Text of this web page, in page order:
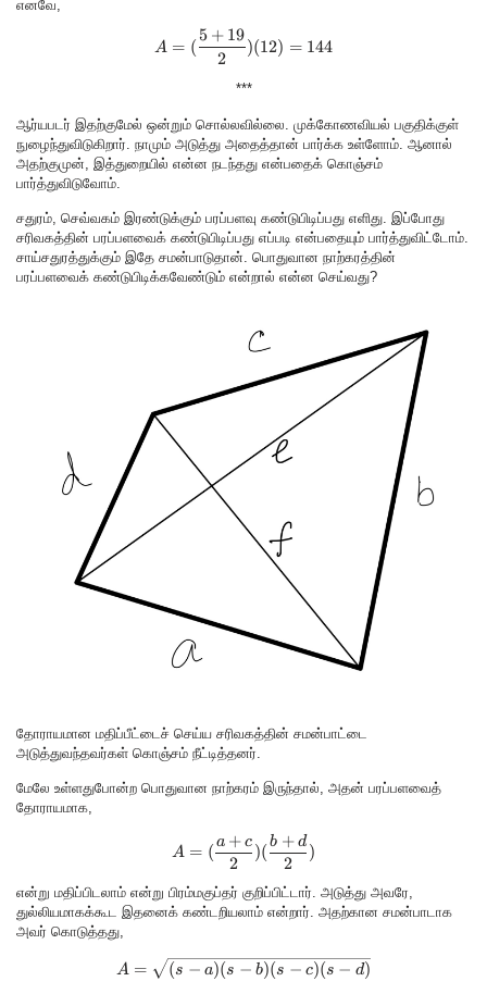
எனவே,
A = (\frac{5+19}{2})(12)=144
A = (
2
5 + 19
)(12) = 144
***
ஆர்யபடர் இதற்குமேல் ஒன்றும் சொல்லவில்லை. முக்கோணவியல் பகுதிக்குள்
நுழைந்துவிடுகிறார். நாமும் அடுத்து அதைத்தான் பார்க்க உள்ளோம். ஆனால்
அதற்குமுன், இத்துறையில் என்ன நடந்தது என்பதைக் கொஞ்சம்
பார்த்துவிடுவோம்.
சதுரம், செவ்வகம் இரண்டுக்கும் பரப்பளவு கண்டுபிடிப்பது எளிது. இப்போது
சரிவகத்தின் பரப்பளவைக் கண்டுபிடிப்பது எப்படி என்பதையும் பார்த்துவிட்டோம்.
சாய்சதுரத்துக்கும் இதே சமன்பாடுதான். பொதுவான நாற்கரத்தின்
பரப்பளவைக் கண்டுபிடிக்கவேண்டும் என்றால் என்ன செய்வது?
தோராயமான மதிப்பீட்டைச் செய்ய சரிவகத்தின் சமன்பாட்டை
அடுத்துவந்தவர்கள் கொஞ்சம் நீட்டித்தனர்.
மேலே உள்ளதுபோன்ற பொதுவான நாற்கரம் இருந்தால், அதன் பரப்பளவைத்
தோராயமாக,
A =
A = (
2
a + c
)(
2
b + d
)
என்று மதிப்பிடலாம் என்று பிரம்மகுப்தர் குறிப்பிட்டார். அடுத்து அவரே,
துல்லியமாகக்கூட இதனைக் கண்டறியலாம் என்றார். அதற்கான சமன்பாடாக
அவர் கொடுத்தது,
A = \sqrt{(s-a)(s-b)(s-c)(s-d)}
A = (s − a)(s − b)(s − c)(s − d)